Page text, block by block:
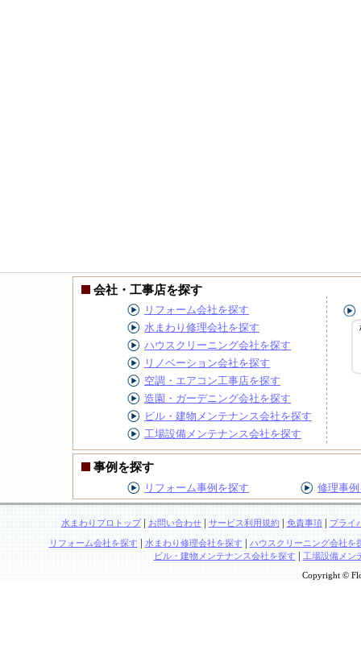
会社・工事店を探す
リフォーム会社を探す
水まわり修理会社を探す
ハウスクリーニング会社を探す
リノベーション会社を探す
空調・エアコン工事店を探す
造園・ガーデニング会社を探す
ビル・建物メンテナンス会社を探す
工場設備メンテナンス会社を探す
事例を探す
リフォーム事例を探す 修理事
水まわりプロトップ| お問い合わせ| サービス利用規約| 免責事項| プライ
リフォーム会社を探す | 水まわり修理会社を探す | ハウスクリーニング会社を
ビル・建物メンテナンス会社を探す| 工場設備メン
Copyright ©